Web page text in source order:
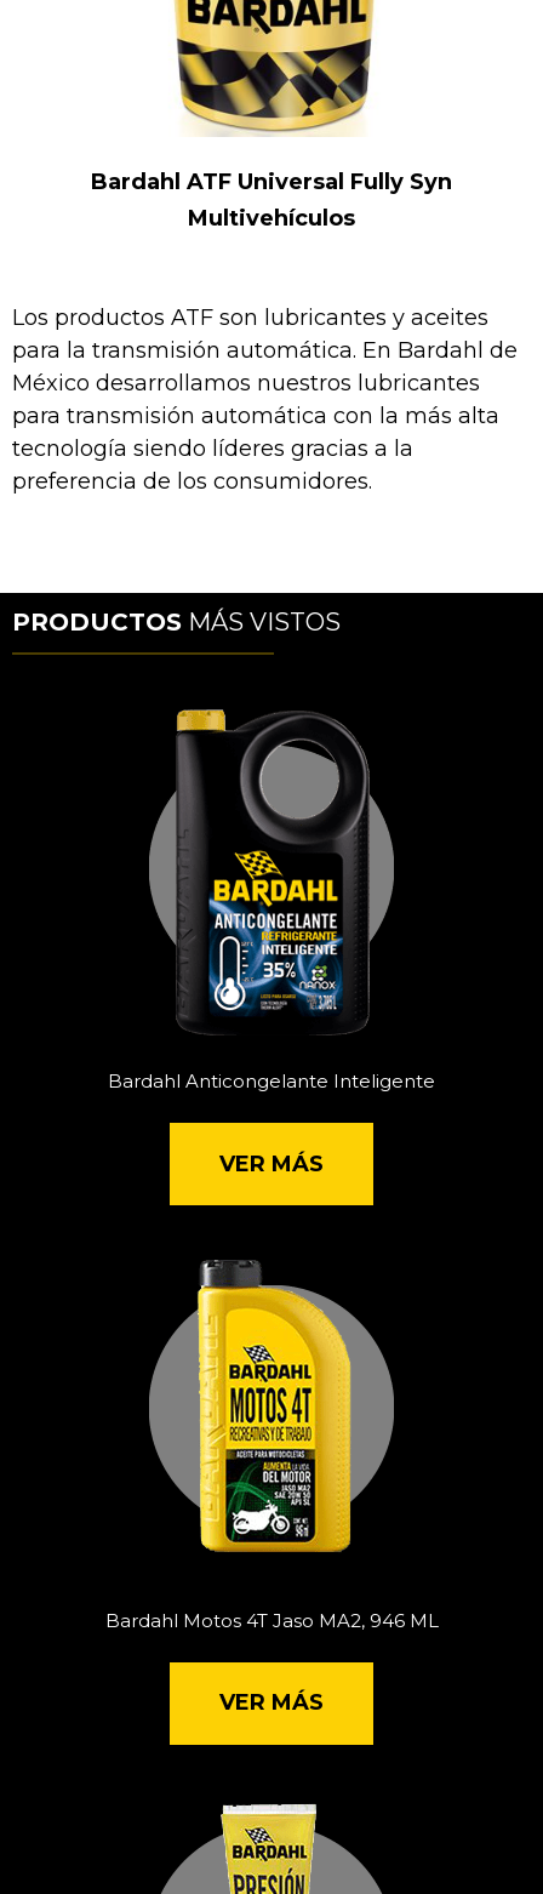
Bardahl ATF Universal Fully Syn
Multivehículos
Los productos ATF son lubricantes y aceites
para la transmisión automática. En Bardahl de
México desarrollamos nuestros lubricantes
para transmisión automática con la más alta
tecnología siendo líderes gracias a la
preferencia de los consumidores.
PRODUCTOS MÁS VISTOS
Bardahl Anticongelante Inteligente
VER MÁS
Bardahl Motos 4T Jaso MA2, 946 ML
VER MÁS